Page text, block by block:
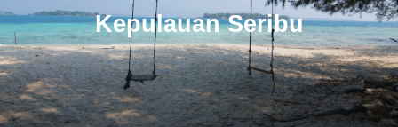
Kepulauan Seribu